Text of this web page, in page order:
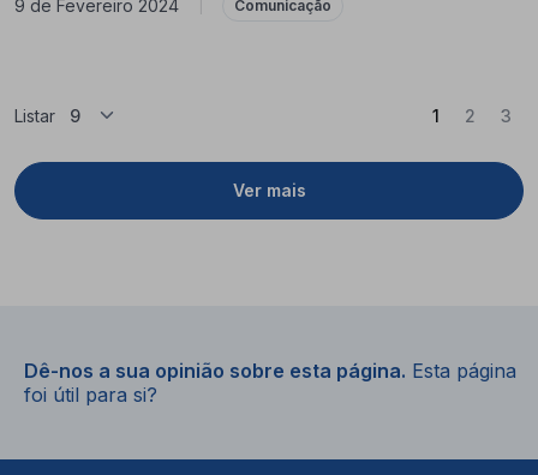
9 de Fevereiro 2024 Comunicação
Listar
Ver mais
1 (Atual)
2 3
Dê-nos a sua opinião sobre esta página. Esta página
foi útil para si?